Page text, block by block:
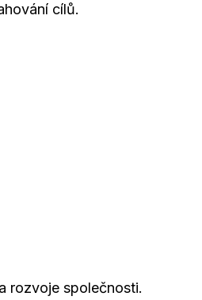
cílů.
rozvoje společnosti.